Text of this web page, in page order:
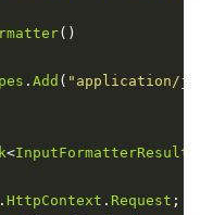
()
. Add ( "application/
<InputFormatterResult
. HttpContext . Request ;